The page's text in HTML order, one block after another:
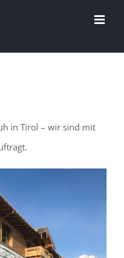
in Tirol – wir sind mit